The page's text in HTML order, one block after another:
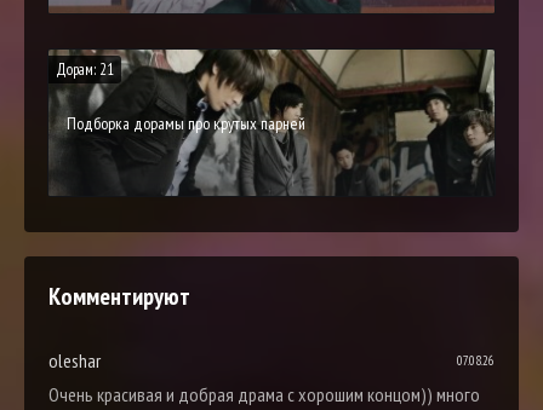
Дорам: 21
Подборка дорамы про крутых парней
Комментируют
oleshar 07.08.26
Очень красивая и добрая драма с хорошим концом)) много